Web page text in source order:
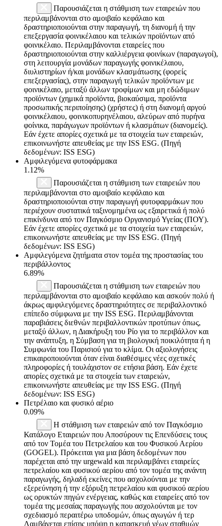
Παρουσιάζεται η στάθμιση των εταιρειών που
περιλαμβάνονται στο αμοιβαίο κεφάλαιο και
δραστηριοποιούνται στην παραγωγή, τη διανομή ή την
επεξεργασία φοινικέλαιου και τελικών προϊόντων από
φοινικέλαιο. Περιλαμβάνονται εταιρείες που
δραστηριοποιούνται στην καλλιέργεια φοινίκων (παραγωγοί),
στη λειτουργία μονάδων παραγωγής φοινικέλαιου,
διυλιστηρίων ή/και μονάδων κλασμάτωσης (φορείς
επεξεργασίας), στην παραγωγή τελικών προϊόντων με
φοινικέλαιο, μεταξύ άλλων τροφίμων και μη εδώδιμων
προϊόντων (χημικά προϊόντα, βιοκαύσιμα, προϊόντα
προσωπικής περιποίησης) (χρήστες) ή στη διανομή αργού
φοινικέλαιου, φοινικοπυρηνέλαιου, αλεύρων από πυρήνα
φοίνικα, παράγωγων προϊόντων ή κλασμάτων (διανομείς).
Εάν έχετε απορίες σχετικά με τα στοιχεία των εταιρειών,
επικοινωνήστε απευθείας με την ISS ESG. (Πηγή
δεδομένων: ISS ESG)
Αμφιλεγόμενα φυτοφάρμακα
1.12%
Παρουσιάζεται η στάθμιση των εταιρειών που
περιλαμβάνονται στο αμοιβαίο κεφάλαιο και
δραστηριοποιούνται στην παραγωγή φυτοφαρμάκων που
περιέχουν συστατικά ταξινομημένα ως εξαιρετικά ή πολύ
επικίνδυνα από τον Παγκόσμιο Οργανισμό Υγείας (ΠΟΥ).
Εάν έχετε απορίες σχετικά με τα στοιχεία των εταιρειών,
επικοινωνήστε απευθείας με την ISS ESG. (Πηγή
δεδομένων: ISS ESG)
Αμφιλεγόμενα ζητήματα στον τομέα της προστασίας του
περιβάλλοντος
6.89%
Παρουσιάζεται η στάθμιση των εταιρειών που
περιλαμβάνονται στο αμοιβαίο κεφάλαιο και ασκούν πολύ ή
άκρως αμφιλεγόμενες δραστηριότητες σε περιβαλλοντικό
επίπεδο σύμφωνα με την ISS ESG. Περιλαμβάνονται
παραβιάσεις διεθνών περιβαλλοντικών προτύπων όπως,
μεταξύ άλλων, η Διακήρυξη του Ρίο για το περιβάλλον και
την ανάπτυξη, η Σύμβαση για τη βιολογική ποικιλότητα ή η
Συμφωνία του Παρισιού για το κλίμα. Οι αξιολογήσεις
επικαιροποιούνται όταν είναι διαθέσιμες νέες σχετικές
πληροφορίες ή τουλάχιστον σε ετήσια βάση. Εάν έχετε
απορίες σχετικά με τα στοιχεία των εταιρειών,
επικοινωνήστε απευθείας με την ISS ESG. (Πηγή
δεδομένων: ISS ESG)
Πετρέλαιο και φυσικό αέριο
0.09%
Η στάθμιση των εταιρειών από τον Παγκόσμιο
Κατάλογο Εταιρειών που Αποσύρουν τις Επενδύσεις τους
από τον Τομέα του Πετρελαίου και του Φυσικού Αερίου
(GOGEL). Πρόκειται για μια βάση δεδομένων που
παρέχεται από την urgewald και περιλαμβάνει εταιρείες
πετρελαίου και φυσικού αερίου από τον τομέα της ανάντη
παραγωγής, δηλαδή εκείνες που ασχολούνται με την
εξερεύνηση ή την εξόρυξη πετρελαίου και φυσικού αερίου
ως ορυκτών πηγών ενέργειας, καθώς και εταιρείες από τον
τομέα της μεσαίας παραγωγής που ασχολούνται με τον
σχεδιασμό περαιτέρω υποδομών, όπως αγωγών ή τερ
Λαμβάνεται επίσης υπόψη η κατασκευή νέων σταθμών